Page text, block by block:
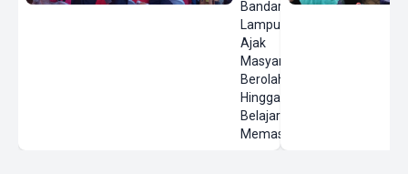
Bandar
Lampung,
Ajak
Masyarakat
Berolahraga
Hingga
Belajar
Memasak